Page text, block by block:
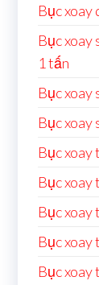
Bục xoay
Bục xoay
1 tấn
Bục xoay
Bục xoay
Bục
Bục
Bục
Bục xoay
Bục xoay